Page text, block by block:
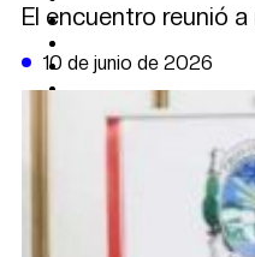
POLÍTICA
DATA FIRME
DE LA TRIBUNA
El encuentro reunió
10 de junio de 2026